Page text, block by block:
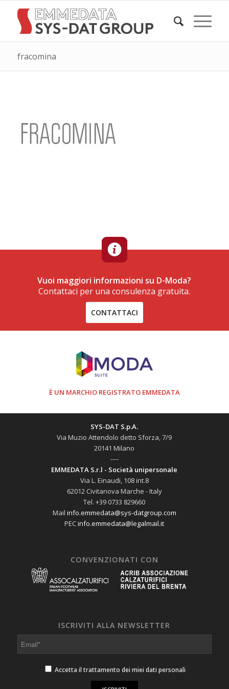
fracomina
Vuoi maggiori informazioni su D-Moda?
Contattaci per una consulenza gratuita.
CONTATTACI
È UN MARCHIO REGISTRATO EMMEDATA
SYS-DAT S.p.A.
Via Muzio Attendolo detto Sforza, 7/9
20141 Milano
----
EMMEDATA S.r.l - Società unipersonale
Via L. Einaudi, 108 int.8
62012 Civitanova Marche - Italy
Tel. +39 0733 829660
Mail info.emmedata@sys-datgroup.com
PECinfo.emmedata@legalmail.it
CONVENZIONATI CON
ISCRIVITI ALLA NEWSLETTER
Accetta il trattamento dei miei dati personali